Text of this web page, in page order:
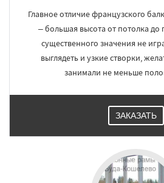
Главное отличие французского
– большая высота от потолка до
существенного значения не
выглядеть и узкие створки,
занимали не меньше
ЗАКАЗАТЬ